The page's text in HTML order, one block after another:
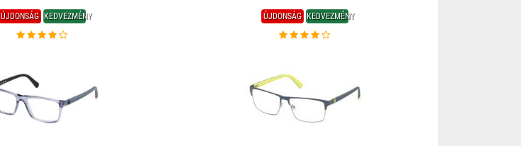
ÚJDONSÁG KEDVEZMÉNY ÚJDONSÁG KEDVEZMÉNY